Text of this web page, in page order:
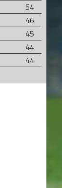
54
46
45
44
44
38